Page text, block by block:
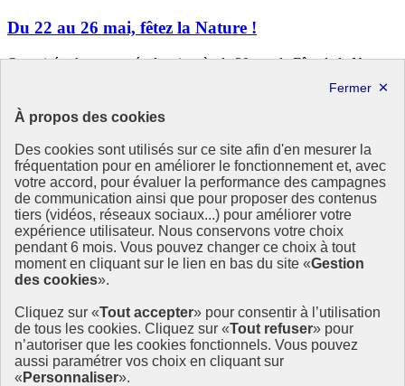
À propos des cookies
Des cookies sont utilisés sur ce site afin d'en mesurer la
fréquentation pour en améliorer le fonctionnement et, avec
votre accord, pour évaluer la performance des campagnes
de communication ainsi que pour proposer des contenus
tiers (vidéos, réseaux sociaux...) pour améliorer votre
expérience utilisateur. Nous conservons votre choix
pendant 6 mois. Vous pouvez changer ce choix à tout
moment en cliquant sur le lien en bas du site «Gestion
des cookies».
Cliquez sur «Tout accepter» pour consentir à l’utilisation
de tous les cookies. Cliquez sur «Tout refuser» pour
n’autoriser que les cookies fonctionnels. Vous pouvez
aussi paramétrer vos choix en cliquant sur
« Personnaliser».
Du 22 au 26 mai, fêtez la Nature !
Organisée chaque année depuis près de 20 ans, la Fête de la Nature
national. Le ministère de la Transition écologique et de la Cohésion
des territoires apporte son soutien à l’événement, à côté de celui de
l’Office Français de la Biodiversité (OFB). Focus sur l’édition 2024,
du 22 au 26 mai.
15 mai 2024 - En France